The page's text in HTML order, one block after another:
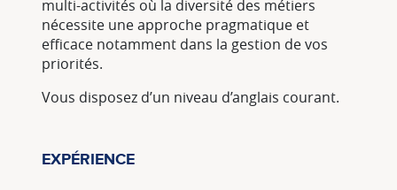
multi-activités où la diversité des métiers
nécessite une approche pragmatique et
efficace notamment dans la gestion de vos
priorités.
Vous disposez d’un niveau d’anglais courant.
EXPÉRIENCE